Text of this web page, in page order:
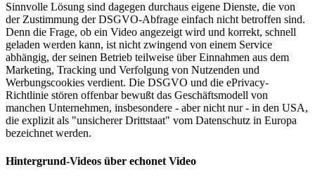
Sinnvolle Lösung sind dagegen durchaus eigene Dienste, die von
der Zustimmung der DSGVO-Abfrage einfach nicht betroffen sind.
Denn die Frage, ob ein Video angezeigt wird und korrekt, schnell
geladen werden kann, ist nicht zwingend von einem Service
abhängig, der seinen Betrieb teilweise über Einnahmen aus dem
Marketing, Tracking und Verfolgung von Nutzenden und
Werbungscookies verdient. Die DSGVO und die ePrivacy-
Richtlinie stören offenbar bewußt das Geschäftsmodell von
manchen Unternehmen, insbesondere - aber nicht nur - in den USA,
die explizit als "unsicherer Drittstaat" vom Datenschutz in Europa
bezeichnet werden.
Hintergrund-Videos über echonet Video